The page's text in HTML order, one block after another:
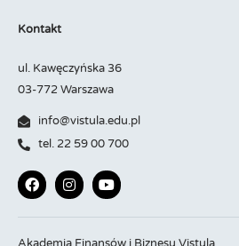
Kontakt
ul. Kawęczyńska 36
03-772 Warszawa
info@vistula.edu.pl
tel. 22 59 00 700